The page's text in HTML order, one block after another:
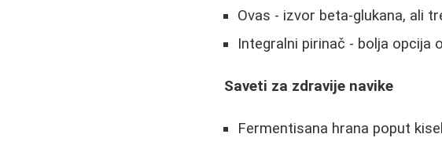
Ovas - izvor beta-glukana, ali
Integralni pirinač - bolja opcija
Saveti za zdravije navike
Fermentisana hrana poput